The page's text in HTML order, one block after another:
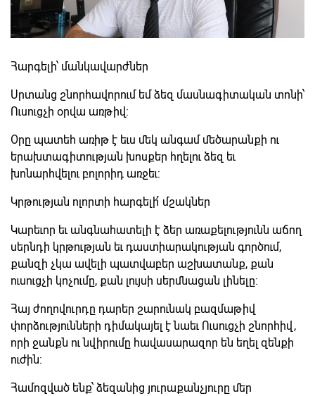
Հարգելի՝ մանկավարժներ
Սրտանց շնորհավորում եմ ձեզ մասնագիտական տոնի՝
Ուսուցչի օրվա առթիվ:
Օրը պատեհ առիթ է եւս մեկ անգամ մեծարանքի ու
երախտագիտության խոսքեր հղելու ձեզ եւ
խոնարհվելու բոլորիդ առջեւ:
Կրթության ոլորտի հարգելի՛ մշակներ
Կարեւոր եւ անգնահատելի է ձեր առաքելությունն աճող
սերնդի կրթության եւ դաստիարակության գործում,
քանզի չկա ավելի պատվաբեր աշխատանք, քան
ուսուցչի կոչումը, քան լույսի սերմնացան լինելը:
Հայ ժողովուրդը դարեր շարունակ բազմաթիվ
փորձությունների դիմակայել է նաեւ Ուսուցչի շնորհիվ,
որի ջանքն ու նվիրումը հավասարազոր են եղել զենքի
ուժին:
Համոզված ենք՝ ձեզանից յուրաքանչյուրը մեր